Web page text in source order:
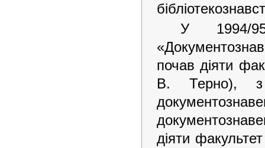
У 1994/
почав діяти
В. Терно), з
діяти